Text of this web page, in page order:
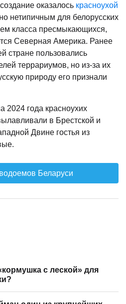
оказалось красноухой
нетипичным для белорусских
класса пресмыкающихся,
Северная Америка. Ранее
стране пользовались
террариумов, но из-за их
природу его признали
2024 года красноухих
в Брестской и
Двине гостья из
Беларуси
с леской» для